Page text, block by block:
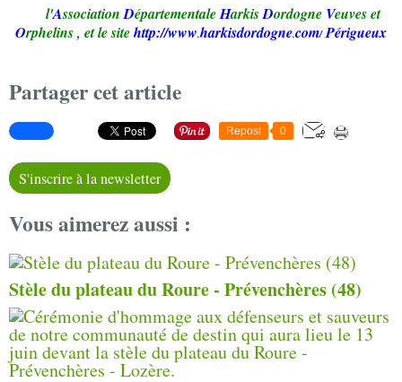
l'Association DépartementaleHarkisDordogne Veuves et
Orphelins, et le sitehttp://www.harkisdordogne.com/ Périgueux
Partager cet article
Repost 0
S'inscrire à la newsletter
Vous aimerez aussi :
Stèle du plateau du Roure - Prévenchères (48)